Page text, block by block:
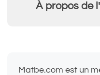
À propos de
Matbe.com est un